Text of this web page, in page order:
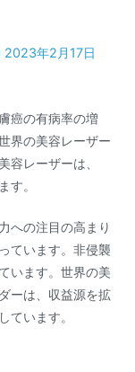
2023年2月17日
癌の有病率の増
界の美容レーザー
容レーザーは、
す。
への注目の高まり
ています。非侵襲
います。世界の美
ーは、収益源を拡
ています。